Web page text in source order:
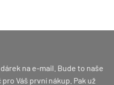
na e-mail. Bude to naše
Váš první nákup. Pak už